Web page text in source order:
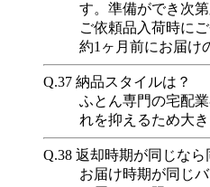
す。準備ができ次
ご依頼品入荷時に
約1ヶ月前にお届け
Q.37 納品スタイルは？
ふとん専門の宅配
れを抑えるため大
Q.38 返却時期が同じなら
お届け時期が同じ